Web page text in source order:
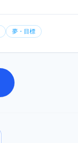
夢・目標